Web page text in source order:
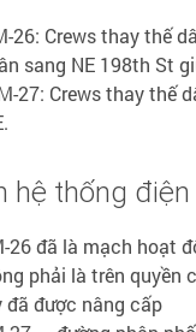
26: Crews thay thế
sang NE 198th St
27: Crews thay thế
hệ thống điện
26 đã là mạch hoạt
phải là trên quyền
đã được nâng cấp